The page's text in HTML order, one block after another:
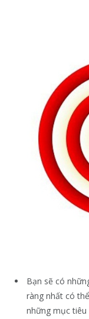
Bạn sẽ có
ràng nhất có
những mục